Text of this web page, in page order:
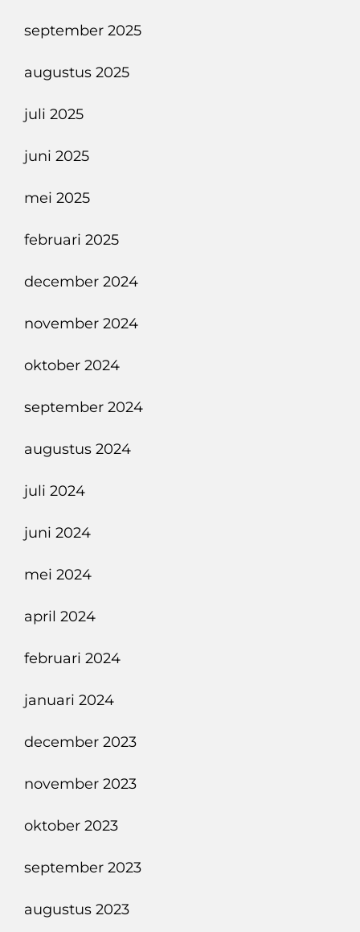
september 2025
augustus 2025
juli 2025
juni 2025
mei 2025
februari 2025
december 2024
november 2024
oktober 2024
september 2024
augustus 2024
juli 2024
juni 2024
mei 2024
april 2024
februari 2024
januari 2024
december 2023
november 2023
oktober 2023
september 2023
augustus 2023